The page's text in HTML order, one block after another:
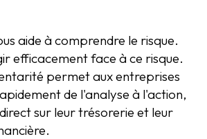
aide à comprendre le risque.
efficacement face à ce risque.
permet aux entreprises
de l'analyse à l'action,
sur leur trésorerie et leur